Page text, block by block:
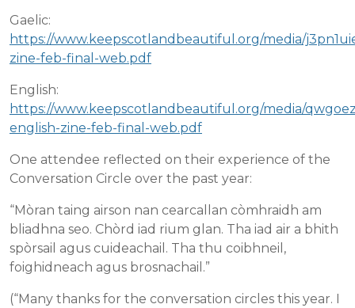
Gaelic:
https://www.keepscotlandbeautiful.org/media/
zine-feb-final-web.pdf
English:
https://www.keepscotlandbeautiful.org/media/
english-zine-feb-final-web.pdf
One attendee reflected on their experience of the
Conversation Circle over the past year:
“Mòran taing airson nan cearcallan còmhraidh am
bliadhna seo. Chòrd iad rium glan. Tha iad air a bhith
spòrsail agus cuideachail. Tha thu coibhneil,
foighidneach agus brosnachail.”
(“Many thanks for the conversation circles this year. I